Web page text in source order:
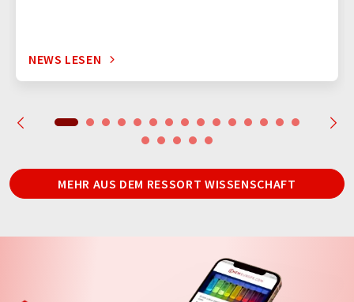
NEWS LESEN
MEHR AUS DEM RESSORT WISSENSCHAFT